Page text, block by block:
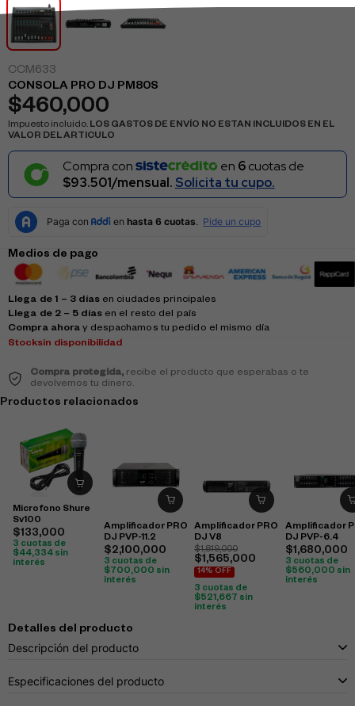
CCM633
CONSOLA PRO DJ PM80S
$460,000
Impuesto incluido. LOS GASTOS DE ENVÍO NO ESTAN INCLUIDOS EN EL
VALOR DEL ARTICULO
Compra con en 6cuotas de
$93.501/mensual. Solicita tu cupo.
Medios de pago
Llega de 1 – 3 díasen ciudades principales
Llega de 2 – 5 díasen el resto del país
Compra ahora y despachamos tu pedido el mismo día
Stocksin disponibilidad
Compra protegida,recibe el producto que esperabas o te
devolvemos tu dinero.
Productos relacionados
Microfono Shure
Sv100
$133,000
3 cuotas de
$44,334 sin
interés
Amplificador PRO
DJ PVP-11.2
$2,100,000
3 cuotas de
$700,000 sin
interés
Amplificador PRO
DJ V8
$1,819,000
$1,565,000
14% OFF
3 cuotas de
$521,667 sin
interés
Amplificador
DJ PVP-6.4
$1,680,000
3 cuotas de
$560,000 sin
interés
Detalles del producto
Descripción del producto
Especificaciones del producto